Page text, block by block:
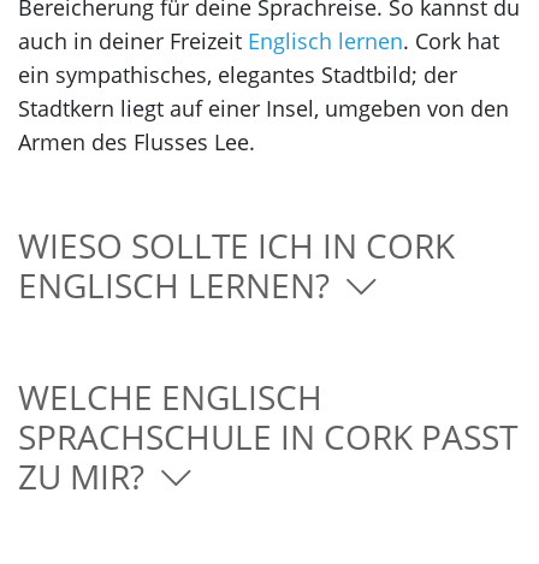
Bereicherung für deine Sprachreise. So kannst du
auch in deiner Freizeit Englisch lernen. Cork hat
ein sympathisches, elegantes Stadtbild; der
Stadtkern liegt auf einer Insel, umgeben von den
Armen des Flusses Lee.
WIESO SOLLTE ICH IN CORK
ENGLISCH LERNEN?
WELCHE ENGLISCH
SPRACHSCHULE IN CORK PASST
ZU MIR?